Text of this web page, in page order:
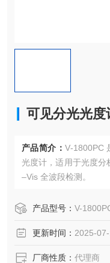
可见分光光度
产品简介： V‑1800PC
光度计，适用于光度分
–Vis 全波段检测。
产品型号： V-
更新时间： 2025-
厂商性质： 代理商